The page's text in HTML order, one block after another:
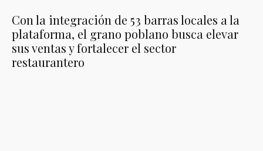
Con la integración de 53 barras locales a la
plataforma, el grano poblano busca elevar
sus ventas y fortalecer el sector
restaurantero